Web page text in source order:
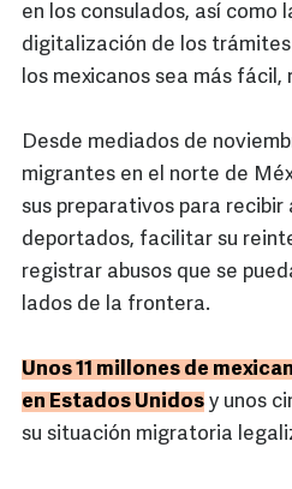
en los consulados, así como
digitalización de los
los mexicanos sea más fácil,
Desde mediados de
migrantes en el norte de
sus preparativos para recibir
deportados, facilitar su
registrar abusos que se
lados de la frontera.
Unos 11 millones de
en Estados Unidos y unos
su situación migratoria